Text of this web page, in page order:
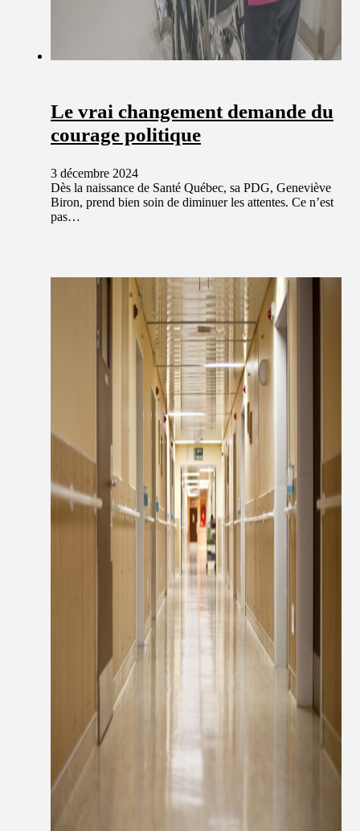
Le vrai changement demande du
courage politique
3 décembre 2024
Dès la naissance de Santé Québec, sa PDG, Geneviève
Biron, prend bien soin de diminuer les attentes. Ce n’est
pas…